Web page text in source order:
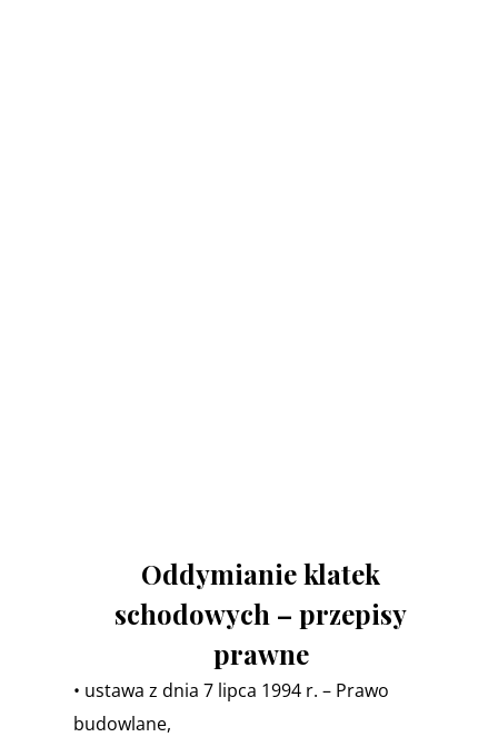
Oddymianie klatek
schodowych – przepisy
prawne
• ustawa z dnia 7 lipca 1994 r. – Prawo
budowlane,